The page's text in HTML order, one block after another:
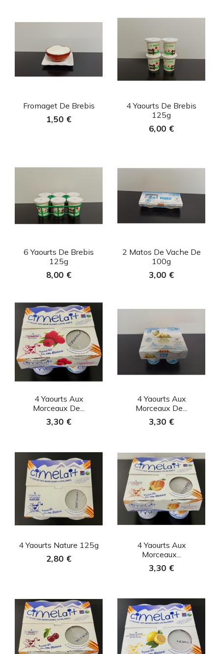
Aperçu rapide
Fromaget De Brebis
1,50 €
Aperçu rapide
4 Yaourts De Brebis
125g
6,00 €
Aperçu rapide
6 Yaourts De Brebis
125g
8,00 €
Aperçu rapide
2 Matos De Vache De
100g
3,00 €
Aperçu rapide
4 Yaourts Aux
Morceaux De...
3,30 €
Aperçu rapide
4 Yaourts Aux
Morceaux De...
3,30 €
Aperçu rapide
4 Yaourts Nature 125g
2,80 €
Aperçu rapide
4 Yaourts Aux
Morceaux...
3,30 €